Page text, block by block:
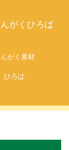
がくひろば
がく素材
ひろば